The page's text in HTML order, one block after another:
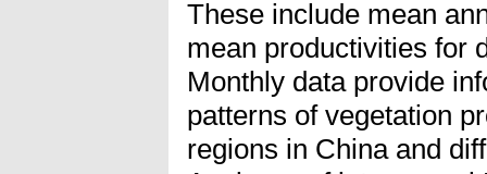
These include mean
mean productivities for
Monthly data provide
patterns of vegetation
regions in China and